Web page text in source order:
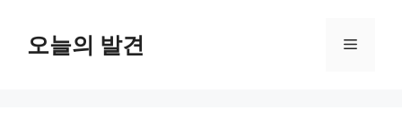
오늘의 발견 메